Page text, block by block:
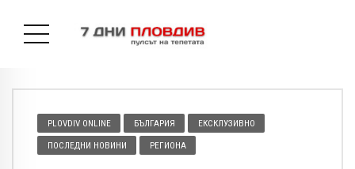
PLOVDIV ONLINE БЪЛГАРИЯ ЕКСКЛУЗИВНО
ПОСЛЕДНИ НОВИНИ РЕГИОНА